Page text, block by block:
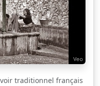
traditionnel français